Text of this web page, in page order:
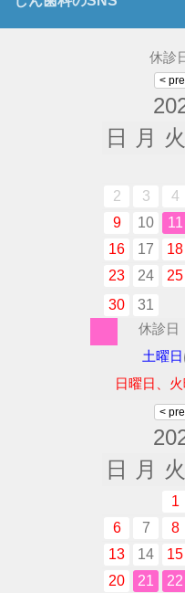
休診
日
月 火
2
3 4
9
10 11
16
17 18
23
24 25
30
31
休診日
土曜日
日曜日、
日
月 火
1
6
7 8
13
14 15
20
21 22